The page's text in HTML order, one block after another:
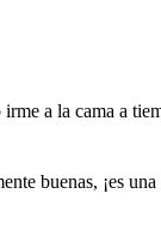
a la cama a
buenas, ¡es